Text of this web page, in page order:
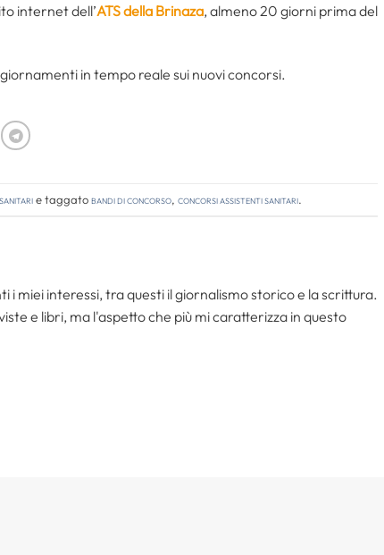
internet dell’ATS della Brinaza, almeno 20 giorni prima del
in tempo reale sui nuovi concorsi.
e taggatobandi di concorso, concorsi assistenti sanitari.
miei interessi, tra questi il giornalismo storico e la scrittura.
e libri, ma l'aspetto che più mi caratterizza in questo